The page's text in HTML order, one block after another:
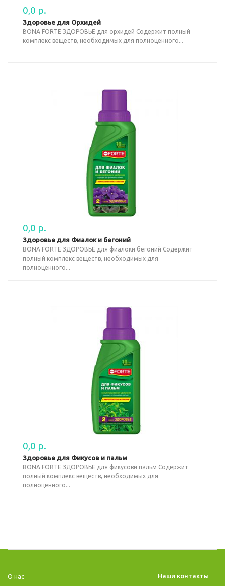
0,0 р.
Здоровье для Орхидей
BONA FORTE ЗДОРОВЬЕ для орхидей Содержит полный
комплекс веществ, необходимых для полноценного...
0,0 р.
Здоровье для Фиалок и бегоний
BONA FORTE ЗДОРОВЬЕ для фиалоки бегоний Содержит
полный комплекс веществ, необходимых для
полноценного...
0,0 р.
Здоровье для Фикусов и пальм
BONA FORTE ЗДОРОВЬЕ для фикусови пальм Содержит
полный комплекс веществ, необходимых для
полноценного...
O нас Наши контакты